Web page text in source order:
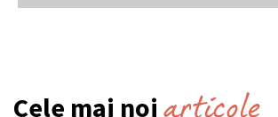
Cele mai noi